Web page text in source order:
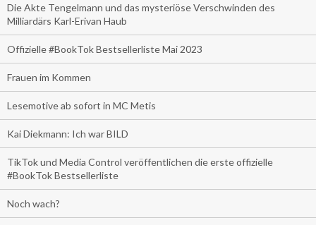
Die Akte Tengelmann und das mysteriöse Verschwinden des
Milliardärs Karl-Erivan Haub
Offizielle #BookTok Bestsellerliste Mai 2023
Frauen im Kommen
Lesemotive ab sofort in MC Metis
Kai Diekmann: Ich war BILD
TikTok und Media Control veröffentlichen die erste offizielle
#BookTok Bestsellerliste
Noch wach?